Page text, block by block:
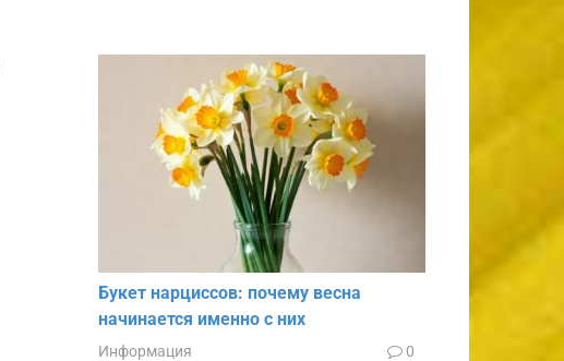
Букет нарциссов: почему весна
начинается именно с них
Информация 0